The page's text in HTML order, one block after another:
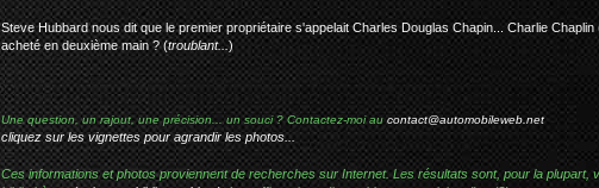
Steve Hubbard nous dit que le premier propriétaire s'appelait Charles Douglas Chapin... Charlie Chaplin
acheté en deuxième main ? (troublant...)
Une question, un rajout, une précision... un souci ? Contactez-moi aucontact@automobileweb.net
cliquez sur les vignettes pour agrandir les photos...
Ces informations et photos proviennent de recherches sur Internet. Les résultats sont, pour la plupart,